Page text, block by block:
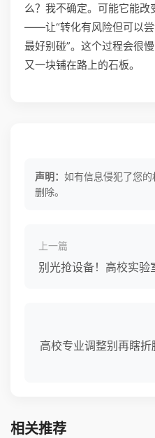
么？我不确定。可能它能
——让“转化有风险但可以尝
最好别碰”。这个过程会很
又一块铺在路上的石板。
声明： 如有信息侵犯了您
删除。
上一篇
别光抢设备！高校实
高校专业调整别再瞎
相关推荐